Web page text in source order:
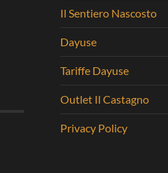
Il Sentiero Nascosto
Dayuse
Tariffe Dayuse
Outlet Il Castagno
Privacy Policy